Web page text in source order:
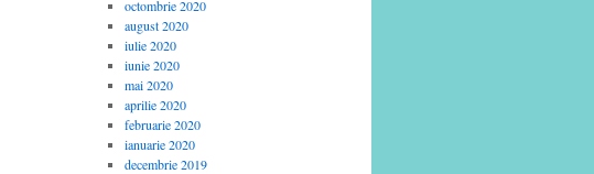
octombrie 2020
august 2020
iulie 2020
iunie 2020
mai 2020
aprilie 2020
februarie 2020
ianuarie 2020
decembrie 2019